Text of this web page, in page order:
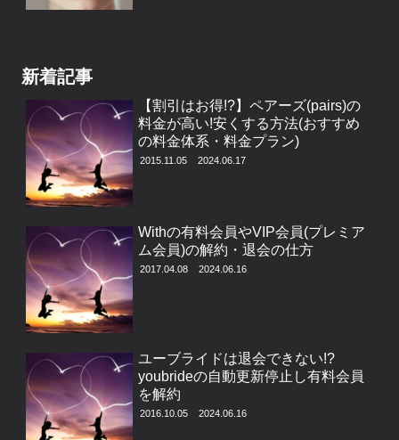
新着記事
【割引はお得!?】ペアーズ(pairs)の
料金が高い!安くする方法(おすすめ
の料金体系・料金プラン)
2015.11.05 2024.06.17
Withの有料会員やVIP会員(プレミア
ム会員)の解約・退会の仕方
2017.04.08 2024.06.16
ユーブライドは退会できない!?
youbrideの自動更新停止し有料会員
を解約
2016.10.05 2024.06.16